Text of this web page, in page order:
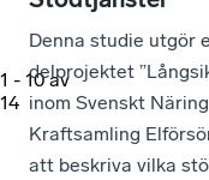
1 - 10 av
14
Denna studie utgör
delprojektet
inom Svenskt
Kraftsamling
att beskriva vilka